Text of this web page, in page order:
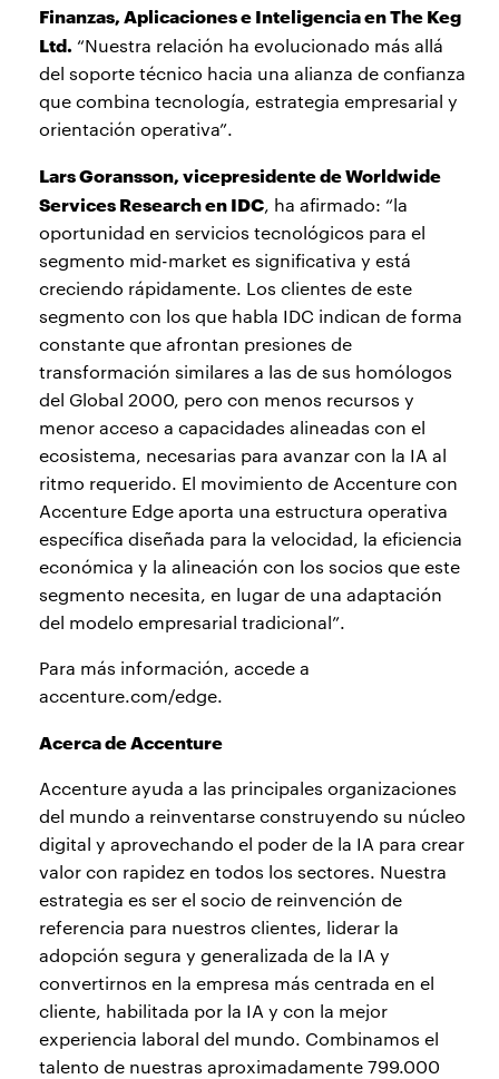
Finanzas, Aplicaciones e Inteligencia en The Keg
Ltd. “Nuestra relación ha evolucionado más allá
del soporte técnico hacia una alianza de confianza
que combina tecnología, estrategia empresarial y
orientación operativa”.
Lars Goransson, vicepresidente de Worldwide
Services Research en IDC, ha afirmado: “la
oportunidad en servicios tecnológicos para el
segmento mid-market es significativa y está
creciendo rápidamente. Los clientes de este
segmento con los que habla IDC indican de forma
constante que afrontan presiones de
transformación similares a las de sus homólogos
del Global 2000, pero con menos recursos y
menor acceso a capacidades alineadas con el
ecosistema, necesarias para avanzar con la IA al
ritmo requerido. El movimiento de Accenture con
Accenture Edge aporta una estructura operativa
específica diseñada para la velocidad, la eficiencia
económica y la alineación con los socios que este
segmento necesita, en lugar de una adaptación
del modelo empresarial tradicional”.
Para más información, accede a
accenture.com/edge.
Acerca de Accenture
Accenture ayuda a las principales organizaciones
del mundo a reinventarse construyendo su núcleo
digital y aprovechando el poder de la IA para crear
valor con rapidez en todos los sectores. Nuestra
estrategia es ser el socio de reinvención de
referencia para nuestros clientes, liderar la
adopción segura y generalizada de la IA y
convertirnos en la empresa más centrada en el
cliente, habilitada por la IA y con la mejor
experiencia laboral del mundo. Combinamos el
talento de nuestras aproximadamente 799.000